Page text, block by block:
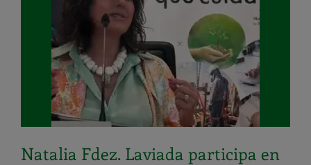
Natalia Fdez. Laviada participa en